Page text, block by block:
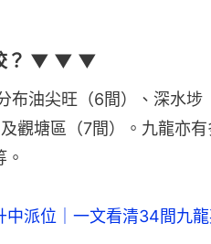
？ ▼ ▼ ▼
布油尖旺（6間）、深水埗
觀塘區（7間）。九龍亦
。
中派位｜一文看清34間九